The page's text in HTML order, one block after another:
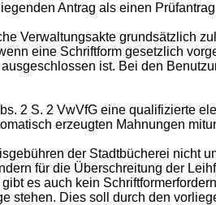
Antrag als einen
Verwaltungsakte grundsätzlich
eine Schriftform gesetzlich
ist. Bei den
2 S. 2 VwVfG eine qualifizierte
erzeugten Mahnungen
der Stadtbücherei nicht
für die Überschreitung der
es auch kein
stehen. Dies soll durch den